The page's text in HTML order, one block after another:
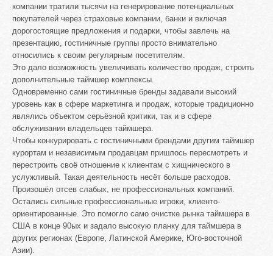
компании тратили тысячи на генерирование потенциальных
покупателей через страховые компании, банки и включая
дорогостоящие предложения и подарки, чтобы завлечь на
презентацию, гостиничные группы просто внимательно
относились к своим регулярным посетителям.
Это дало возможность увеличивать количество продаж, строить
дополнительные таймшер комплексы.
Одновременно сами гостиничные бренды задавали высокий
уровень как в сфере маркетинга и продаж, которые традиционно
являлись объектом серьёзной критики, так и в сфере
обслуживания владельцев таймшера.
Чтобы конкурировать с гостиничными брендами другим таймшер
курортам и независимым продавцам пришлось пересмотреть и
перестроить своё отношение к клиентам с хищнического в
услужливый. Такая деятельность несёт больше расходов.
Произошёл отсев слабых, не профессиональных компаний.
Остались сильные профессиональные игроки, клиенто-
ориентированные. Это помогло само очистке рынка таймшера в
США в конце 90ых и задало высокую планку для таймшера в
других регионах (Европе, Латинской Америке, Юго-восточной
Азии).